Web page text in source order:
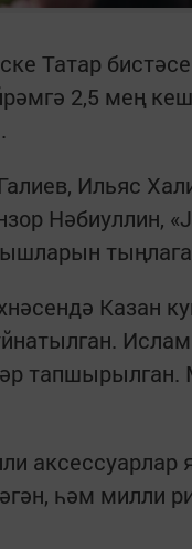
Татар
2,5 мең
Ильяс
Нәбиуллин,
Казан
аксессуарлар
һәм милли